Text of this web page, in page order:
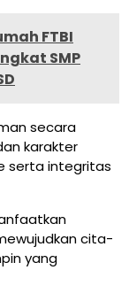
FTBI
SMP
secara
karakter
serta integritas
cita-
yang